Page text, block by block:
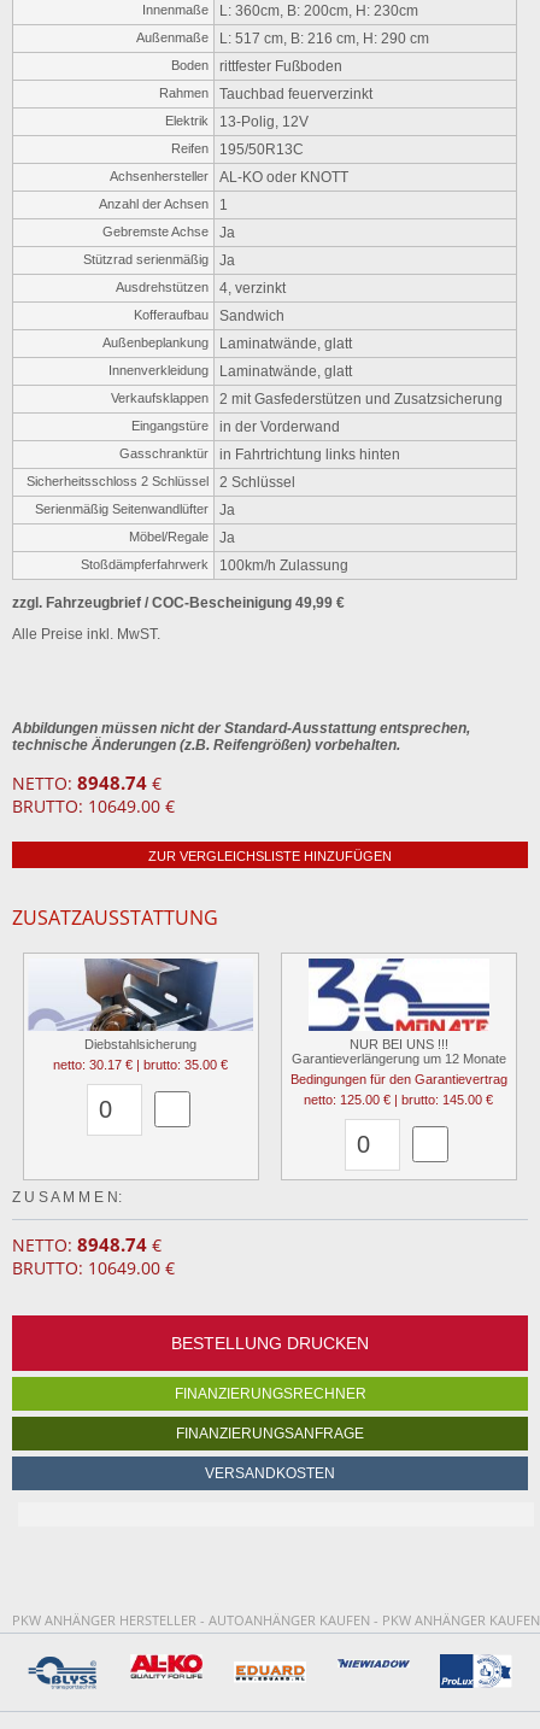
Innenmaße L: 360cm, B: 200cm, H: 230cm
Außenmaße L: 517 cm, B: 216 cm, H: 290 cm
Boden rittfester Fußboden
Rahmen Tauchbad feuerverzinkt
Elektrik 13-Polig, 12V
Reifen 195/50R13C
Achsenhersteller AL-KO oder KNOTT
Anzahl der Achsen 1
Gebremste Achse Ja
Stützrad serienmäßig Ja
Ausdrehstützen 4, verzinkt
Kofferaufbau Sandwich
Außenbeplankung Laminatwände, glatt
Innenverkleidung Laminatwände, glatt
Verkaufsklappen 2 mit Gasfederstützen und Zusatzsicherung
Eingangstüre in der Vorderwand
Gasschranktür in Fahrtrichtung links hinten
Sicherheitsschloss 2 Schlüssel 2 Schlüssel
Serienmäßig Seitenwandlüfter Ja
Möbel/Regale Ja
Stoßdämpferfahrwerk 100km/h Zulassung
zzgl. Fahrzeugbrief / COC-Bescheinigung 49,99 €
Alle Preise inkl. MwST.
Abbildungen müssen nicht der Standard-Ausstattung entsprechen,
technische Änderungen (z.B. Reifengrößen) vorbehalten.
NETTO: 8948.74 €
BRUTTO: 10649.00 €
ZUR VERGLEICHSLISTE HINZUFÜGEN
ZUSATZAUSSTATTUNG
Diebstahlsicherung
netto: 30.17 € | brutto: 35.00 €
NUR BEI UNS !!!
Garantieverlängerung um 12 Monate
Bedingungen für den Garantievertrag
netto: 125.00 € | brutto: 145.00 €
Z U S A M M E N:
NETTO: 8948.74 €
BRUTTO: 10649.00 €
BESTELLUNG DRUCKEN
FINANZIERUNGSRECHNER
FINANZIERUNGSANFRAGE
VERSANDKOSTEN
PKW ANHÄNGER HERSTELLER - AUTOANHÄNGER KAUFEN - PKW ANHÄNGER KAUFEN